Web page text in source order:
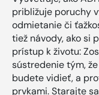
približuje poruchy
odmietanie či
tiež návody, ako si
prístup k životu:
sústredenie tým,
budete vidieť, a
prvkami. Starajte